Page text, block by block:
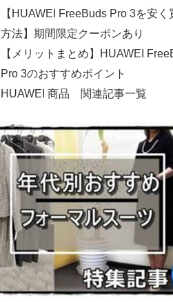
【HUAWEI FreeBuds Pro 3を安く
方法】期間限定クーポンあり
【メリットまとめ】HUAWEI
Pro 3のおすすめポイント
HUAWEI 商品 関連記事一覧